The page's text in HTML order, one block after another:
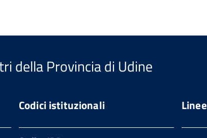
della Provincia di Udine
Codici istituzionali